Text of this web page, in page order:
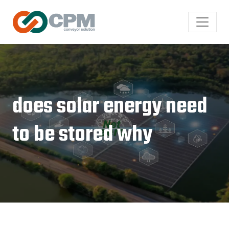
does solar energy need
to be stored why